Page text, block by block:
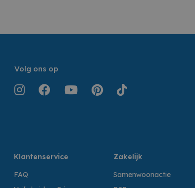
Volg ons op
Klantenservice
FAQ
Zakelijk
Samenwoonactie